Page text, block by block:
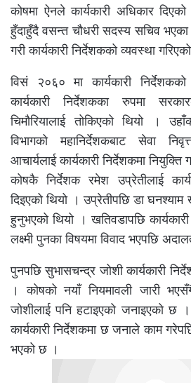
कोषमा ऐनले कार्यकारी अधिकार
हुँदाहुँदै वसन्त चौधरी सदस्य सचिव भएका
गरी कार्यकारी निर्देशकको व्यवस्था
विसं २०६० मा कार्यकारी
कार्यकारी निर्देशकका रुपमा
चिमौरियालाई तोकिएको थियो ।
विभागको महानिर्देशकबाट सेवा
आचार्यलाई कार्यकारी निर्देशकमा
कोषकै निर्देशक रमेश उप्रेतीलाई
दिइएको थियो । उप्रेतीपछि डा घनश्याम
हुनुभएको थियो । खतिवडापछि
लक्ष्मी पुनका विषयमा विवाद भएपछि
पुनपछि सुभासचन्द्र जोशी कार्यकारी
। कोषको नयाँ नियमावली जारी
जोशीलाई पनि हटाइएको जनाइएको छ
कार्यकारी निर्देशकमा छ जनाले काम
भएको छ ।